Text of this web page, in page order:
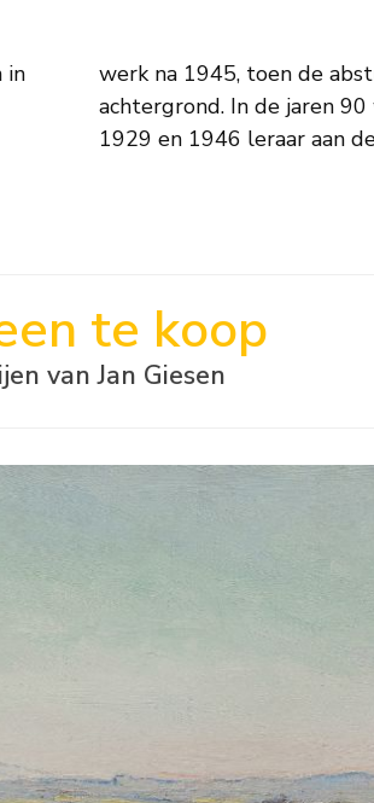
in
1929 en 1946 leraar aan
te koop
van Jan Giesen